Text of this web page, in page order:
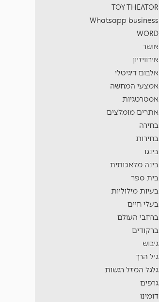
TOY THEATOR
Whatsapp business
WORD
אושר
אירוויזיון
אלבום דיגיטלי
אמצעי המחשה
אסטרטגיות
אתרים מומלצים
בחירה
בחירות
בינגו
בינה מלאכותית
בית ספר
בעיות מילוליות
בעלי חיים
ברחבי העולם
ברקודים
גיבוש
גיל הרך
גלגל המזל רגשות
גרפים
דומינו